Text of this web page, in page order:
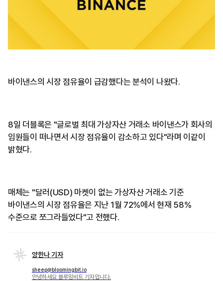
바이낸스의 시장 점유율이 급감했다는 분석이 나왔다.
8일 더블록은 "글로벌 최대 가상자산 거래소 바이낸스가 회사의
임원들이 떠나면서 시장 점유율이 감소하고 있다"라며 이같이
밝혔다.
매체는 "달러(USD) 마켓이 없는 가상자산 거래소 기준
바이낸스의 시장 점유율은 지난 1월 72%에서 현재 58%
수준으로 쪼그라들었다"고 전했다.
양한나 기자
sheep@bloomingbit.io
안녕하세요 블루밍비트 기자입니다.